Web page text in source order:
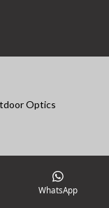
Optics
WhatsApp